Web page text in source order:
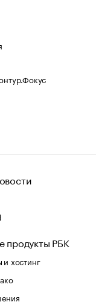
продукты РБК
хостинг